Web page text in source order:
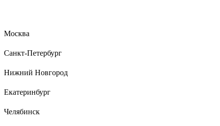
Москва
Санкт-Петербург
Нижний Новгород
Екатеринбург
Челябинск